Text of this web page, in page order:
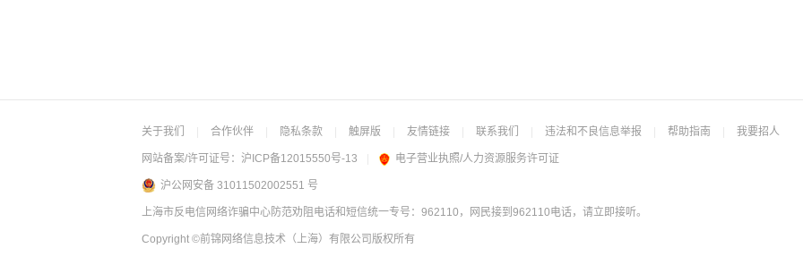
关于我们 合作伙伴 隐私条款 触屏版 友情链接 联系我们 违法和不良信息举报 帮助指南 我要招人
网站备案/许可证号： 沪ICP备12015550号-13 电子营业执照/人力资源服务许可证
沪公网安备 31011502002551 号
上海市反电信网络诈骗中心防范劝阻电话和短信统一专号：962110，网民接到962110电话，请立即接听。
Copyright ©前锦网络信息技术（上海）有限公司 版权所有